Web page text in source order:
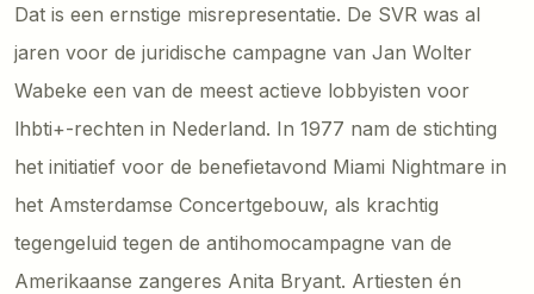
Dat is een ernstige misrepresentatie. De SVR was al
jaren voor de juridische campagne van Jan Wolter
Wabeke een van de meest actieve lobbyisten voor
lhbti+-rechten in Nederland. In 1977 nam de stichting
het initiatief voor de benefietavond Miami Nightmare in
het Amsterdamse Concertgebouw, als krachtig
tegengeluid tegen de antihomocampagne van de
Amerikaanse zangeres Anita Bryant. Artiesten én